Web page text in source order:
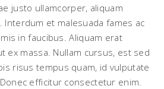
justo ullamcorper, aliquam
Interdum et malesuada fames ac
in faucibus. Aliquam erat
ex massa. Nullam cursus, est sed
risus tempus quam, id vulputate
efficitur consectetur enim.